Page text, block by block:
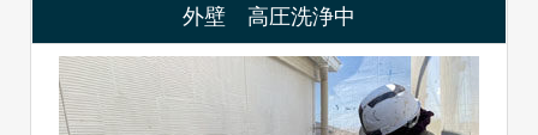
外壁 高圧洗浄中